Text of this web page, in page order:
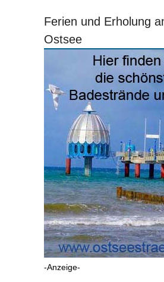
Ferien und Erholung
Ostsee
-Anzeige-